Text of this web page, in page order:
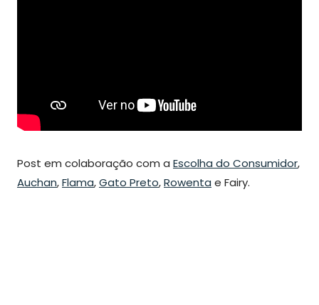
Post em colaboração com a Escolha do Consumidor,
Auchan,Flama,Gato Preto,Rowenta e Fairy.